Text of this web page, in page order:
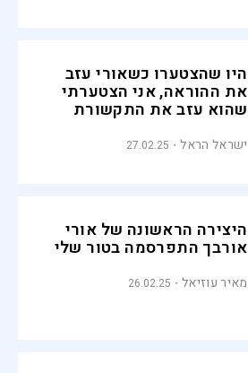
היו שהצטערו כשאורי עזב
את ההוראה, אני הצטערתי
שהוא עזב את התקשורת
ישראל הראל 27.02.25
היצירה הראשונה של אורי
אורבך התפרסמה בטור שלי
מאיר עוזיאל 26.02.25